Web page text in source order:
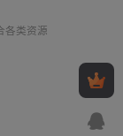
各类资源